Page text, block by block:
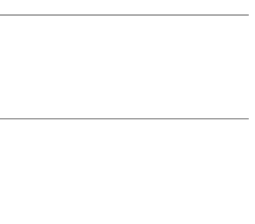
and further explanations.
position).